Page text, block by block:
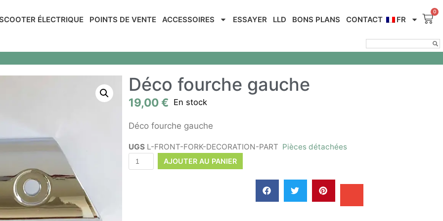
ÉLECTRIQUE POINTS DE VENTE ACCESSOIRES ESSAYER LLD BONS PLANS CONTACT FR
Déco fourche gauche
19,00€ En stock
Déco fourche gauche
UGS L-FRONT-FORK-DECORATION-PART Pièces détachées
AJOUTER AU PANIER